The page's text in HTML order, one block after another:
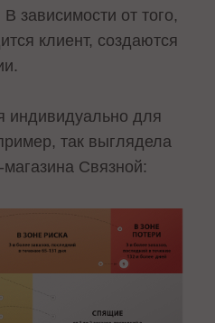
зависимости от того,
клиент, создаются
индивидуально для
так выглядела
Связной: